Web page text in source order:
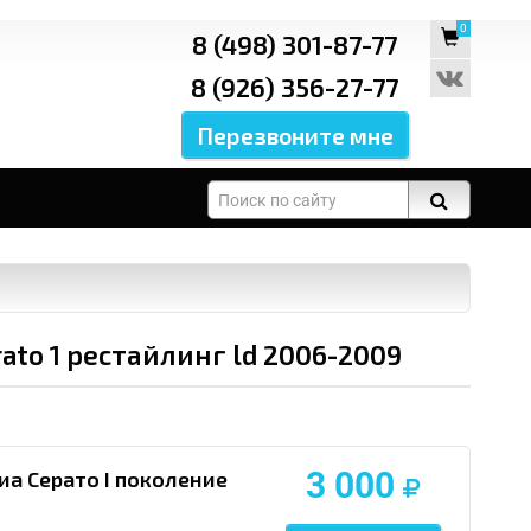
8 (498) 301-87-77
8 (926) 356-27-77
0
1 рестайлинг ld 2006-2009
Серато I поколение
3 000